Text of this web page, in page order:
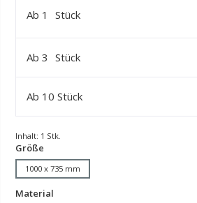
Ab 1 Stück
Ab 3 Stück
Ab 10 Stück
Inhalt: 1 Stk.
Größe
1000 x 735 mm
Material